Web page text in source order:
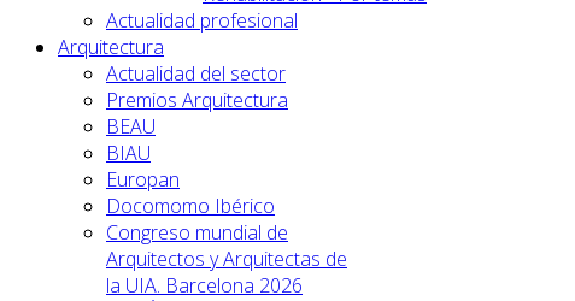
Actualidad profesional
Arquitectura
Actualidad del sector
Premios Arquitectura
BEAU
BIAU
Europan
Docomomo Ibérico
Congreso mundial de
Arquitectos y Arquitectas de
la UIA. Barcelona 2026